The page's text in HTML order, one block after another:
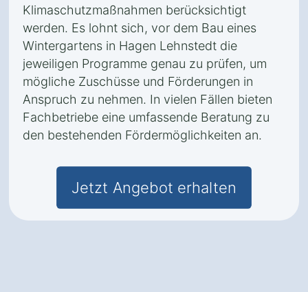
Klimaschutzmaßnahmen berücksichtigt
werden. Es lohnt sich, vor dem Bau eines
Wintergartens in Hagen Lehnstedt die
jeweiligen Programme genau zu prüfen, um
mögliche Zuschüsse und Förderungen in
Anspruch zu nehmen. In vielen Fällen bieten
Fachbetriebe eine umfassende Beratung zu
den bestehenden Fördermöglichkeiten an.
Jetzt Angebot erhalten